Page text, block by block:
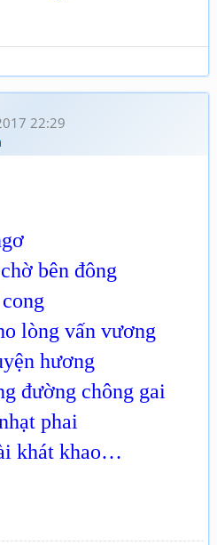
22:29
bên đông
lòng vấn vương
hương
đường chông gai
phai
khát khao…